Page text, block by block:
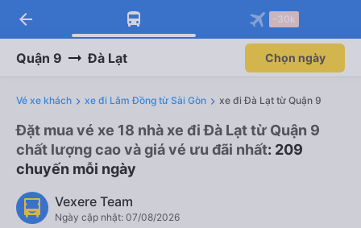
arrow_back -30k
Quận 9 Đà Lạt Chọn ngày
Vé xe khách xe đi Lâm Đồng từ Sài Gòn xe đi Đà Lạt từ Quận 9
Đặt mua vé xe 18 nhà xe đi Đà Lạt từ Quận 9
chất lượng cao và giá vé ưu đãi nhất: 209
chuyến mỗi ngày
Vexere Team
Ngày cập nhật: 07/08/2026